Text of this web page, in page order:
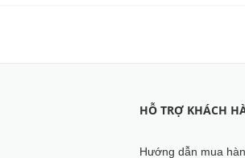
HỖ TRỢ KHÁCH
Hướng dẫn mua